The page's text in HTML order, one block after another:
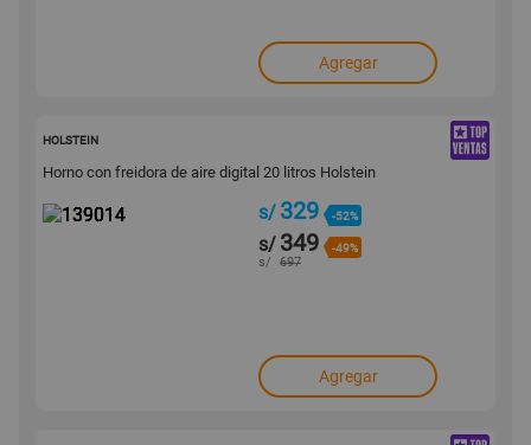
Agregar
HOLSTEIN
Horno con freidora de aire digital 20 litros Holstein
s/ 329 -52%
s/ 349 -49%
s/ 697
Agregar